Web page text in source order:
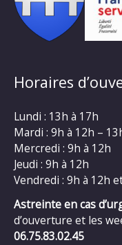
Horaires
Lundi : 13h à 17h
Mardi : 9h à 12h –
Mercredi : 9h à 12h
Jeudi : 9h à 12h
Vendredi : 9h à 12h
Astreinte en cas
d’ouverture et les
06.75.83.02.45